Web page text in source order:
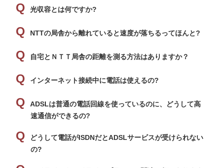
光収容とは何ですか?
NTTの局舎から離れていると速度が落ちるってほんと?
自宅とＮＴＴ局舎の距離を測る方法はありますか？
インターネット接続中に電話は使えるの?
ADSLは普通の電話回線を使っているのに、どうして高
速通信ができるの?
どうして電話がISDNだとADSLサービスが受けられない
の?